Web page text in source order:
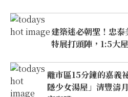
建築迷必朝聖！忠
特展打頭陣，1:5大
離市區15分鐘的嘉義
隱少女湯屋」清豐濤